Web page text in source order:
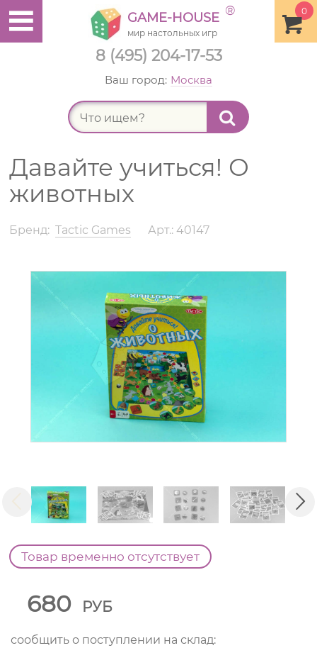
8 (495) 204-17-53
0
GAME-HOUSE ®
мир настольных игр
Ваш город: Москва
Давайте учиться! О
животных
Бренд: Tactic Games Арт.: 40147
Товар временно отсутствует
680 РУБ
сообщить о поступлении на склад: